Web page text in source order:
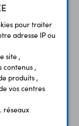
16 GB
pour traiter
adresse IP ou
site ,
contenus ,
produits ,
vos centres
réseaux